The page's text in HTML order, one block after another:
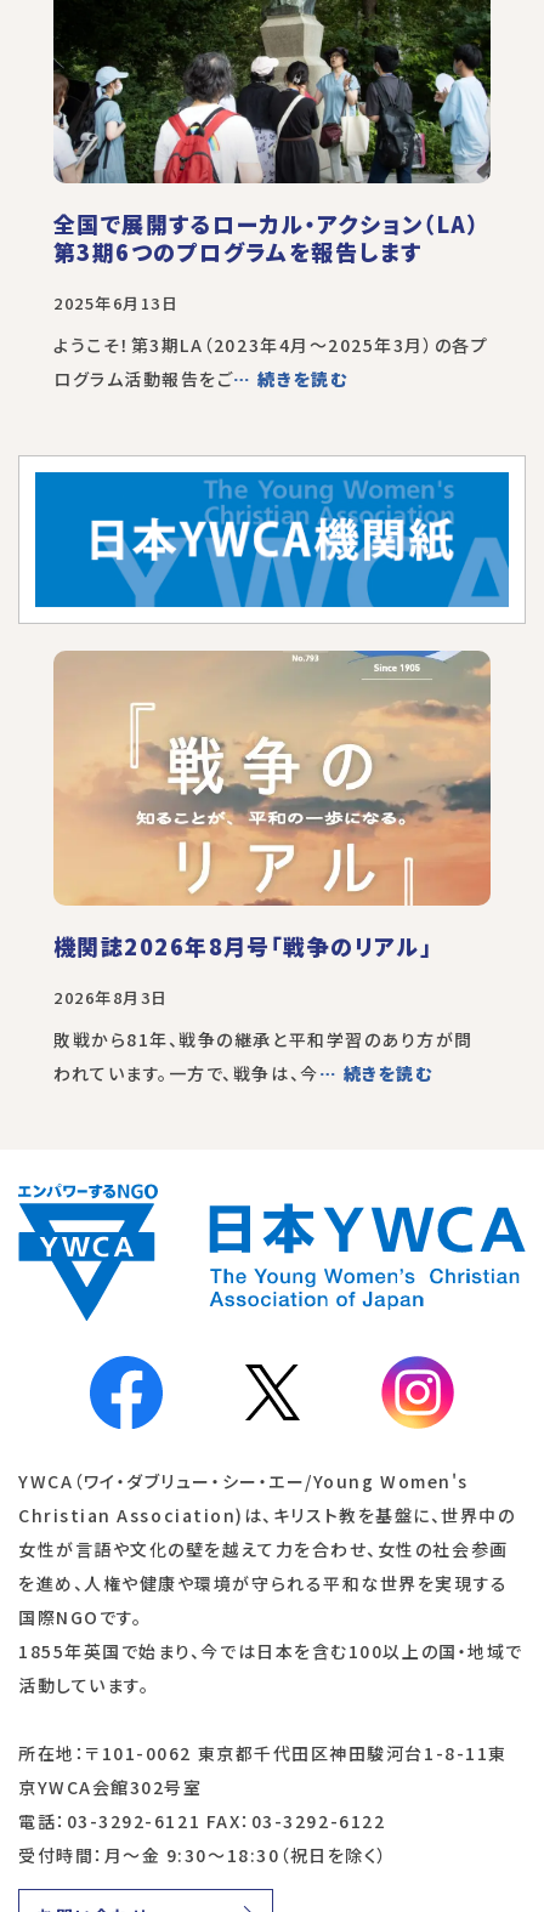
全国で展開するローカル・アクション（LA）
第3期6つのプログラムを報告します
2025年6月13日
ようこそ！第3期LA（2023年4月～2025年3月）の各プ
ログラム活動報告をご… 続きを読む
機関誌2026年8月号「戦争のリアル」
2026年8月3日
敗戦から81年、戦争の継承と平和学習のあり方が問
われています。一方で、戦争は、今… 続きを読む
YWCA（ワイ・ダブリュー・シー・エー/Young Women's
Christian Association)は、キリスト教を基盤に、世界中の
女性が言語や文化の壁を越えて力を合わせ、女性の社会参画
を進め、人権や健康や環境が守られる平和な世界を実現する
国際NGOです。
1855年英国で始まり、今では日本を含む100以上の国・地域で
活動しています。
所在地：〒101-0062 東京都千代田区神田駿河台1-8-11東
京YWCA会館302号室
電話：03-3292-6121 FAX：03-3292-6122
受付時間：月～金 9:30～18:30（祝日を除く）